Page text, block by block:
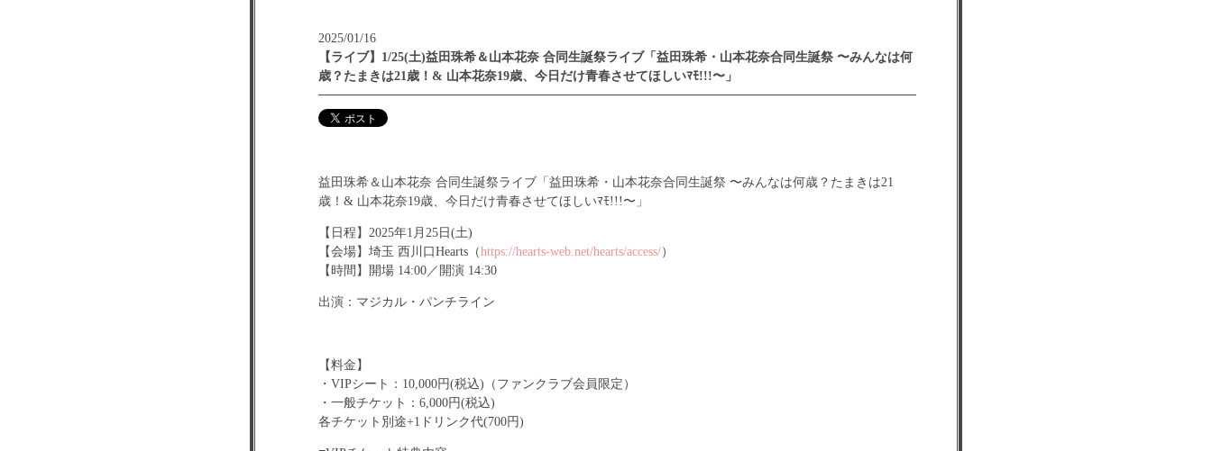
2025/01/16
【ライブ】1/25(土)益田珠希＆山本花奈 合同生誕祭ライブ「益田珠希・山本花奈合同生誕祭 〜みんなは何
歳？たまきは21歳！& 山本花奈19歳、今日だけ青春させてほしいﾏﾓ!!!〜」
益田珠希＆山本花奈 合同生誕祭ライブ「益田珠希・山本花奈合同生誕祭 〜みんなは何歳？たまきは21
歳！& 山本花奈19歳、今日だけ青春させてほしいﾏﾓ!!!〜」
【日程】2025年1月25日(土)
【会場】埼玉 西川口Hearts（https://hearts-web.net/hearts/access/）
【時間】開場 14:00／開演 14:30
出演：マジカル・パンチライン
【料金】
・VIPシート：10,000円(税込)（ファンクラブ会員限定）
・一般チケット：6,000円(税込)
各チケット別途+1ドリンク代(700円)